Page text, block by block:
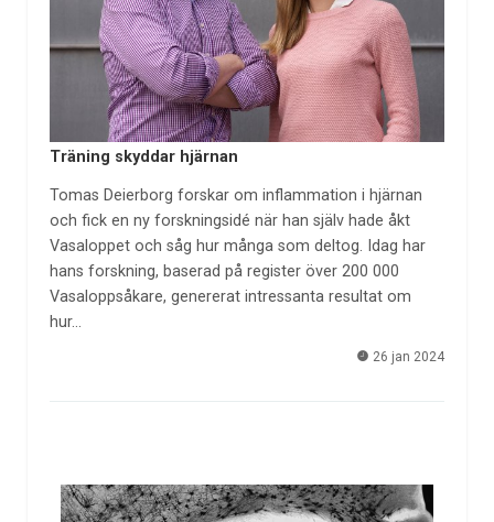
Träning skyddar hjärnan
Tomas Deierborg forskar om inflammation i hjärnan
och fick en ny forskningsidé när han själv hade åkt
Vasaloppet och såg hur många som deltog. Idag har
hans forskning, baserad på register över 200 000
Vasaloppsåkare, genererat intressanta resultat om
hur…
26 jan 2024